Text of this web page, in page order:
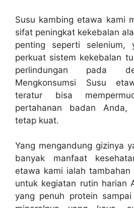
Susu kambing etawa kami
sifat peningkat kekebalan
penting seperti selenium,
perkuat sistem kekebalan
perlindungan pada
Mengkonsumsi Susu
teratur bisa
pertahanan badan Anda,
tetap kuat.
Yang mengandung gizinya
banyak manfaat
etawa kami ialah
untuk kegiatan rutin harian
yang penuh protein